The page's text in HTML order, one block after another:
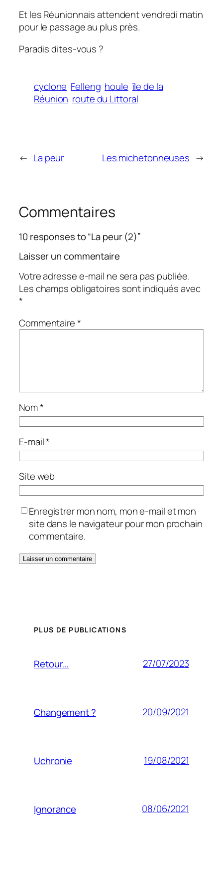
Et les Réunionnais attendent vendredi matin
pour le passage au plus près.
Paradis dites-vous ?
cyclone Felleng houle île de la
Réunion route du Littoral
← La peur Les michetonneuses →
Commentaires
10 responses to “La peur (2)”
Laisser un commentaire
Votre adresse e-mail ne sera pas publiée.
Les champs obligatoires sont indiqués avec
*
Commentaire*
Nom*
E-mail*
Site web
Enregistrer mon nom, mon e-mail et mon
site dans le navigateur pour mon prochain
commentaire.
PLUS DE PUBLICATIONS
Retour… 27/07/2023
Changement ? 20/09/2021
Uchronie 19/08/2021
Ignorance 08/06/2021